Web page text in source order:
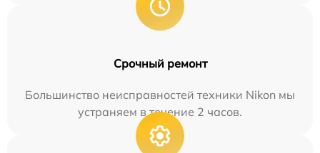
Срочный ремонт
Большинство неисправностей техники Nikon мы
устраняем в течение 2 часов.